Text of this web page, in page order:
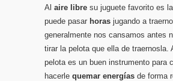
Al aire libre su juguete favorito es la
puede pasar horas jugando a
generalmente nos cansamos antes
tirar la pelota que ella de traernosla.
pelota es un buen instrumento para
hacerle quemar energías de forma